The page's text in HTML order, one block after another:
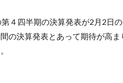
４四半期の決算発表が2月2日
の決算発表とあって期待が高